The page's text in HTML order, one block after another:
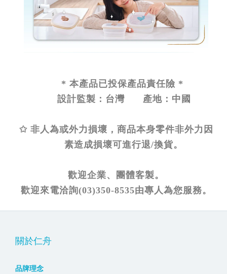
* 本產品已投保產品責任險 *
設計監製：台灣 產地：中國
✩ 非人為或外力損壞，商品本身零件非外力因
素造成損壞可進行退/換貨。
歡迎企業、團體客製。
歡迎來電洽詢(03)350-8535由專人為您服務。
關於仁舟
品牌理念